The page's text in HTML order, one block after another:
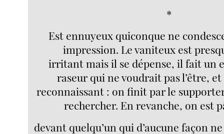
*
Est ennuyeux quiconque ne
impression. Le vaniteux est
irritant mais il se dépense, il fait un
raseur qui ne voudrait pas l’être,
reconnaissant : on finit par le
rechercher. En revanche, on est
devant quelqu’un qui d’aucune façon